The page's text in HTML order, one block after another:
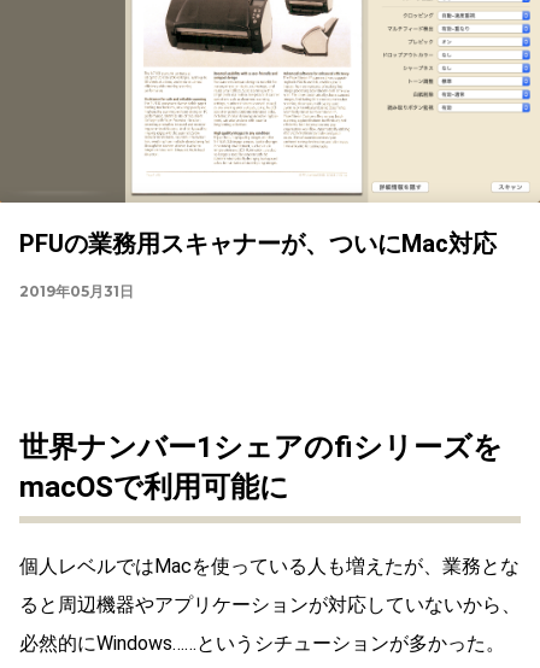
PFUの業務用スキャナーが、ついにMac対応
2019年05月31日
世界ナンバー1シェアのfiシリーズを
macOSで利用可能に
個人レベルではMacを使っている人も増えたが、業務とな
ると周辺機器やアプリケーションが対応していないから、
必然的にWindows……というシチューションが多かった。